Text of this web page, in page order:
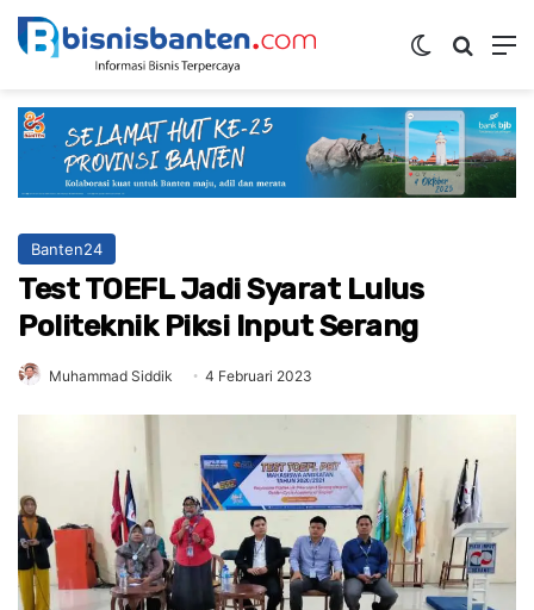
Switch skin
Banten24
Test TOEFL Jadi Syarat Lulus
Politeknik Piksi Input Serang
Muhammad Siddik 4 Februari 2023